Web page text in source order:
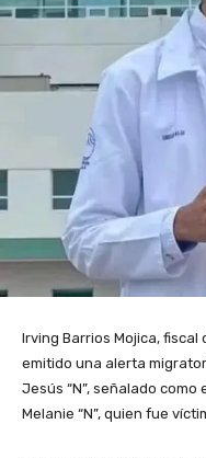
Irving Barrios Mojica, fiscal
emitido una alerta
Jesús “N”, señalado
Melanie “N”, quien fue